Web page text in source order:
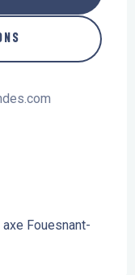
Fouesnant-